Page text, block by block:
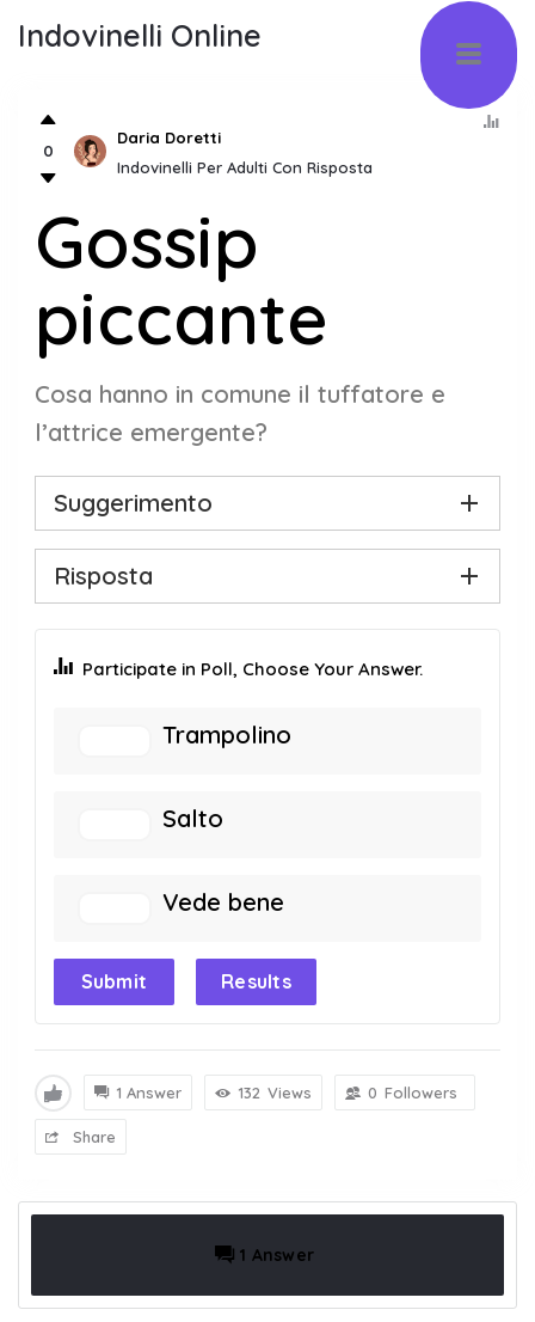
Indovinelli Online
0
Daria Doretti
Indovinelli Per Adulti Con Risposta
Gossip
piccante
Cosa hanno in comune il tuffatore e
l’attrice emergente?
Suggerimento
Risposta
Participate in Poll, Choose Your Answer.
Trampolino
Salto
Vede bene
Submit Results
1 Answer 132 Views 0 Followers
Share
1 Answer